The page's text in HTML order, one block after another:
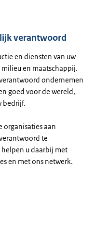
verantwoord
en diensten van uw
en maatschappij.
ondernemen
goed voor de wereld,
bedrijf.
organisaties aan
te
u daarbij met
en met ons netwerk.